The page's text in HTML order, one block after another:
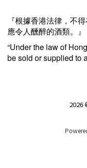
『根據香港法律，不
應令人醺醉的酒類。』
“Under the law of
be sold or supplied to
2026